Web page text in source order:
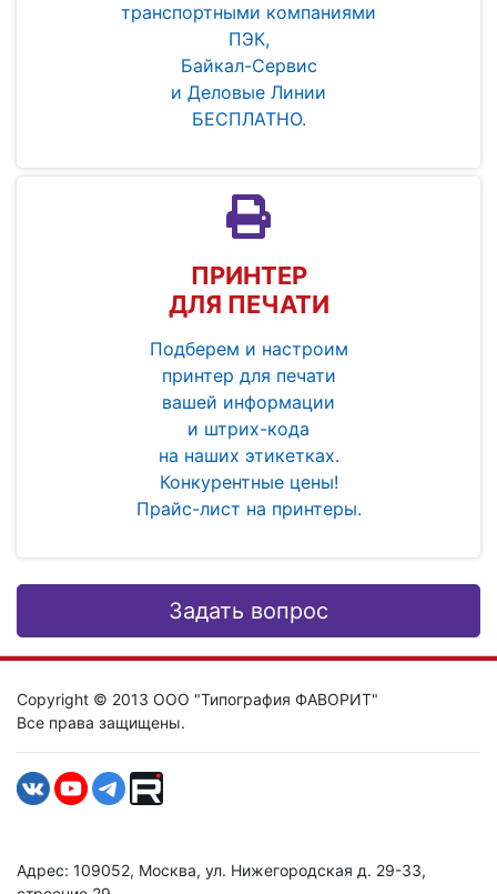
транспортными компаниями
ПЭК,
Байкал-Сервис
и Деловые Линии
БЕСПЛАТНО.
ПРИНТЕР
ДЛЯ ПЕЧАТИ
Подберем и настроим
принтер для печати
вашей информации
и штрих-кода
на наших этикетках.
Конкурентные цены!
Прайс-лист на принтеры.
Задать вопрос
Copyright © 2013 ООО "Типография ФАВОРИТ"
Все права защищены.
Адрес: 109052, Москва, ул. Нижегородская д. 29-33,